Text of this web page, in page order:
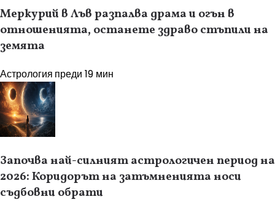
Меркурий в Лъв разпалва драма и огън в
отношенията, останете здраво стъпили на
земята
Астрология преди 19 мин
Започва най-силният астрологичен период на
2026: Коридорът на затъмненията носи
съдбовни обрати